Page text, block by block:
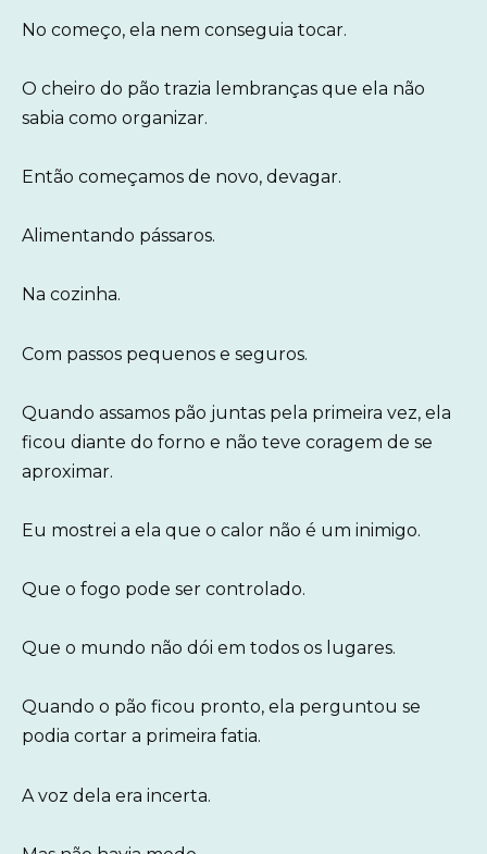
No começo, ela nem conseguia tocar.
O cheiro do pão trazia lembranças que ela não
sabia como organizar.
Então começamos de novo, devagar.
Alimentando pássaros.
Na cozinha.
Com passos pequenos e seguros.
Quando assamos pão juntas pela primeira vez, ela
ficou diante do forno e não teve coragem de se
aproximar.
Eu mostrei a ela que o calor não é um inimigo.
Que o fogo pode ser controlado.
Que o mundo não dói em todos os lugares.
Quando o pão ficou pronto, ela perguntou se
podia cortar a primeira fatia.
A voz dela era incerta.